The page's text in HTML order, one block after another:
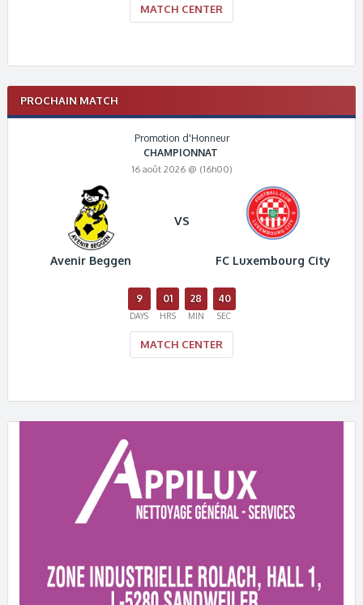
MATCH CENTER
PROCHAIN MATCH
Promotion d'Honneur
CHAMPIONNAT
16 août 2026 @ (16h00)
Avenir Beggen
VS
FC Luxembourg City
9
DAYS
01
HRS
28
MIN
39
SEC
MATCH CENTER